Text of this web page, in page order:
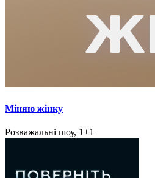
Міняю жінку
Розважальні шоу, 1+1